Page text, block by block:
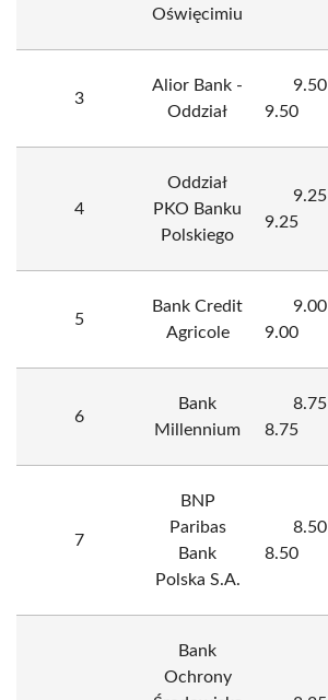
Oświęcimiu
3
Alior Bank -
Oddział
9.50
9.50
4
Oddział
PKO Banku
Polskiego
9.25
9.25
5
Bank Credit
Agricole
9.00
9.00
6
Bank
Millennium
8.75
8.75
7
BNP
Paribas
Bank
Polska S.A.
8.50
8.50
Bank
Ochrony